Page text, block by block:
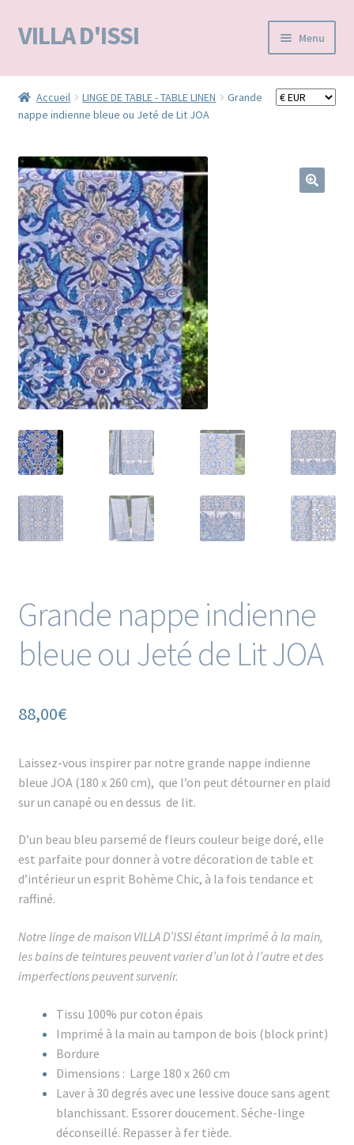
Aller
à
navigation
Aller
au
VILLA D'ISSI Menu
Accueil
BOUTIQUE E-SHOP
VILLA D’ISSI DANS LA PRESSE
MA LISTE D'ENVIES / WISHLIST –
Accueil LINGE DE TABLE - TABLE LINEN
Grande
nappe indienne bleue ou Jeté de Lit JOA
Grande nappe indienne
bleue ou Jeté de Lit JOA
88,00€
Laissez-vous inspirer par notre grande nappe indienne
bleue JOA (180 x 260 cm), que l’on peut détourner en plaid
sur un canapé ou en dessus de lit.
D’un beau bleu parsemé de fleurs couleur beige doré, elle
est parfaite pour donner à votre décoration de table et
d’intérieur un esprit Bohème Chic, à la fois tendance et
raffiné.
Notre linge de maison VILLA D’ISSI étant imprimé à la main,
les bains de teintures peuvent varier d’un lot à l’autre et des
imperfections peuvent survenir.
Tissu 100% pur coton épais
Imprimé à la main au tampon de bois (block print)
Bordure
Dimensions : Large 180 x 260 cm
Laver à 30 degrés avec une lessive douce sans agent
blanchissant. Essorer doucement. Séche-linge
déconseillé. Repasser à fer tiède.